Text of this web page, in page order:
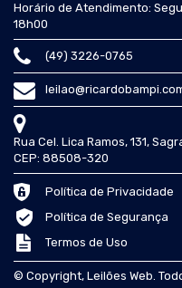
Horário de Atendimento:
18h00
(49) 3226-0765
Rua Cel. Lica Ramos, 131,
CEP: 88508-320
Política de Privacidade
Política de Segurança
Termos de Uso
© Copyright, Leilões Web.